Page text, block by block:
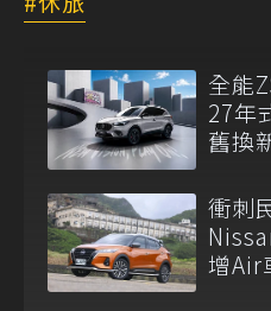
全能
27年
舊換
衝刺
增Air